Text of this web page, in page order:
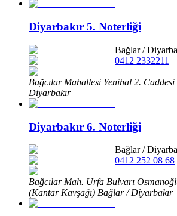
Diyarbakır 5. Noterliği
Bağlar/
0412 2332211
Bağcılar Mahallesi Yenihal 2.
Diyarbakır
Diyarbakır 6. Noterliği
Bağlar/
0412 252 08 68
Bağcılar Mah. Urfa Bulvarı
(Kantar Kavşağı) Bağlar / Diyarbakır